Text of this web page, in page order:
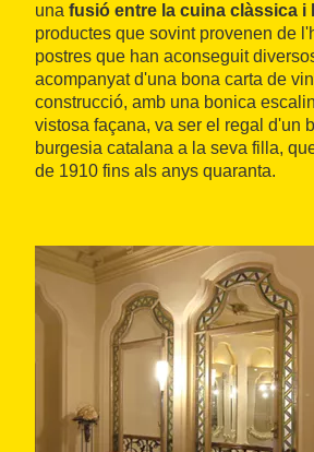
una fusió entre la cuina clàssica i
productes que sovint provenen de
postres que han aconseguit
acompanyat d'una bona carta de
construcció, amb una bonica
vistosa façana, va ser el regal d'un
burgesia catalana a la seva filla,
de 1910 fins als anys quaranta.